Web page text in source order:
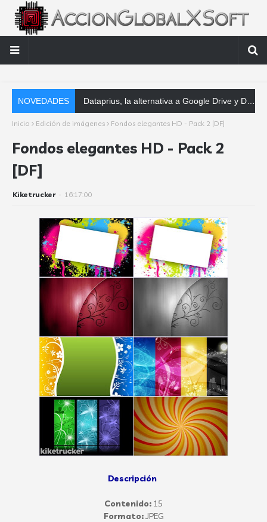
NOVEDADES Dataprius, la alternativa a Google Drive y Dropbox que las empresas deberían conocer
Inicio Edición de imágenes Fondos elegantes HD - Pack 2 [DF]
Fondos elegantes HD - Pack 2
[DF]
Kiketrucker - 16:17:00
Descripción
Contenido: 15
Formato:JPEG